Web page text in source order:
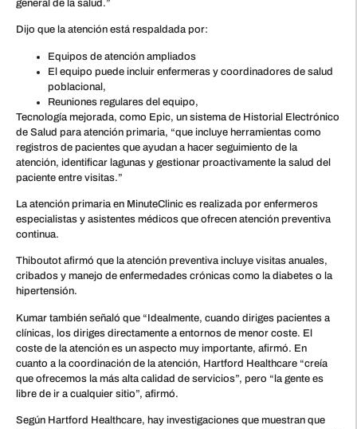
general de la salud.”
Dijo que la atención está respaldada por:
Equipos de atención ampliados
El equipo puede incluir enfermeras y coordinadores de salud
poblacional,
Reuniones regulares del equipo,
Tecnología mejorada, como Epic, un sistema de Historial Electrónico
de Salud para atención primaria, “que incluye herramientas como
registros de pacientes que ayudan a hacer seguimiento de la
atención, identificar lagunas y gestionar proactivamente la salud del
paciente entre visitas.”
La atención primaria en MinuteClinic es realizada por enfermeros
especialistas y asistentes médicos que ofrecen atención preventiva
continua.
Thiboutot afirmó que la atención preventiva incluye visitas anuales,
cribados y manejo de enfermedades crónicas como la diabetes o la
hipertensión.
Kumar también señaló que “Idealmente, cuando diriges pacientes a
clínicas, los diriges directamente a entornos de menor coste. El
coste de la atención es un aspecto muy importante, afirmó. En
cuanto a la coordinación de la atención, Hartford Healthcare “creía
que ofrecemos la más alta calidad de servicios”, pero “la gente es
libre de ir a cualquier sitio”, afirmó.
Según Hartford Healthcare, hay investigaciones que muestran que